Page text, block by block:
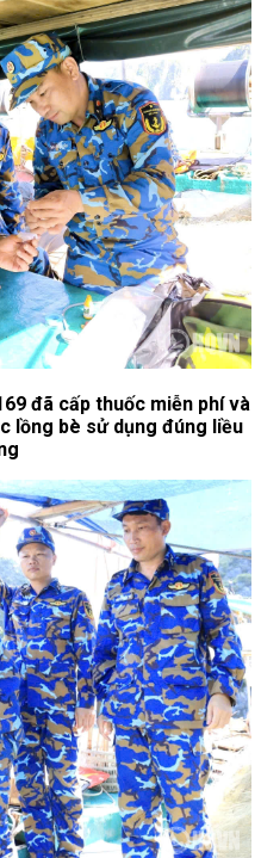
đã cấp thuốc miễn phí và
lồng bè sử dụng đúng liều